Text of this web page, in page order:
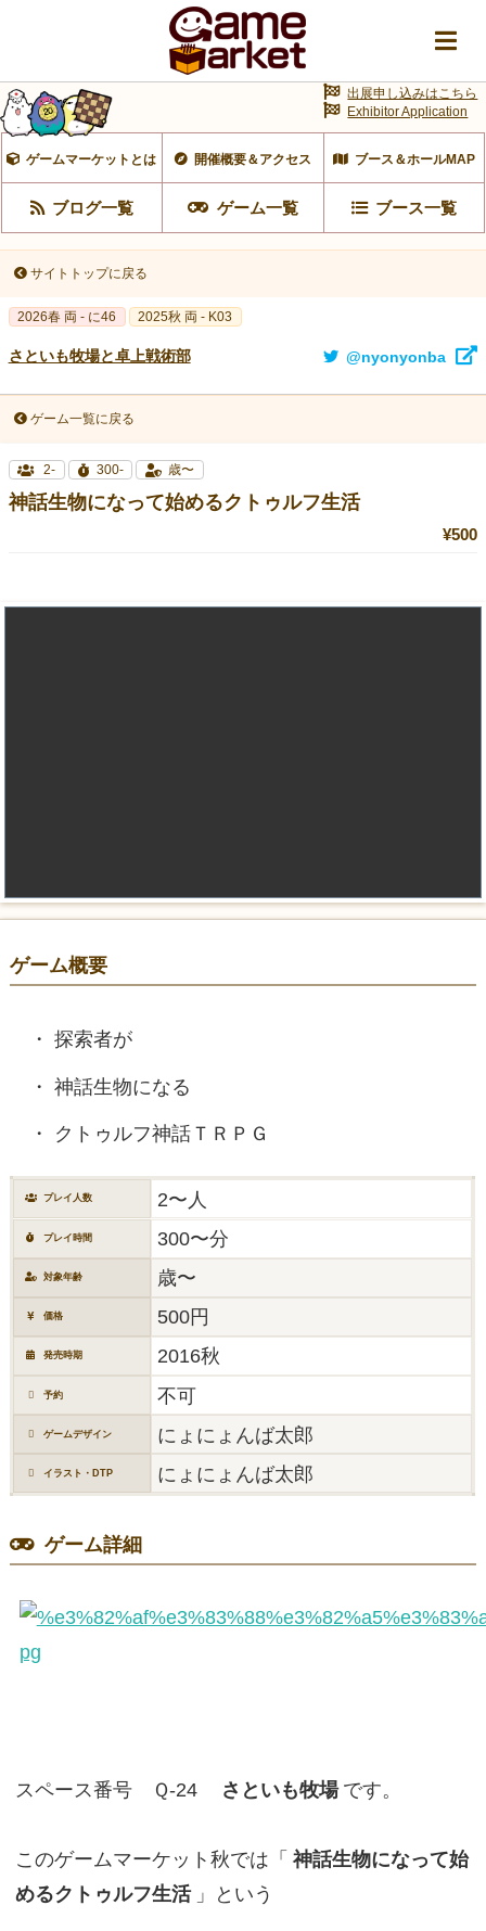
ゲームマーケットとは 開催概要＆アクセス ブース＆ホールMAP
ブログ一覧 ゲーム一覧 ブース一覧
出展申し込みはこちら
Exhibitor Application
サイトトップに戻る
2026春 両 - に46 2025秋 両 - K03
さといも牧場と卓上戦術部 @nyonyonba
ゲーム一覧に戻る
2- 300- 歳〜
神話生物になって始めるクトゥルフ生活
¥500
ゲーム概要
探索者が
神話生物になる
クトゥルフ神話ＴＲＰＧ
プレイ人数 2〜人
プレイ時間 300〜分
対象年齢 歳〜
価格 500円
発売時期 2016秋
予約 不可
ゲームデザイン にょにょんば太郎
イラスト・DTP にょにょんば太郎
ゲーム詳細
スペース番号 Ｑ-24 さといも牧場 です。
このゲームマーケット秋では「 神話生物になって始
めるクトゥルフ生活 」という